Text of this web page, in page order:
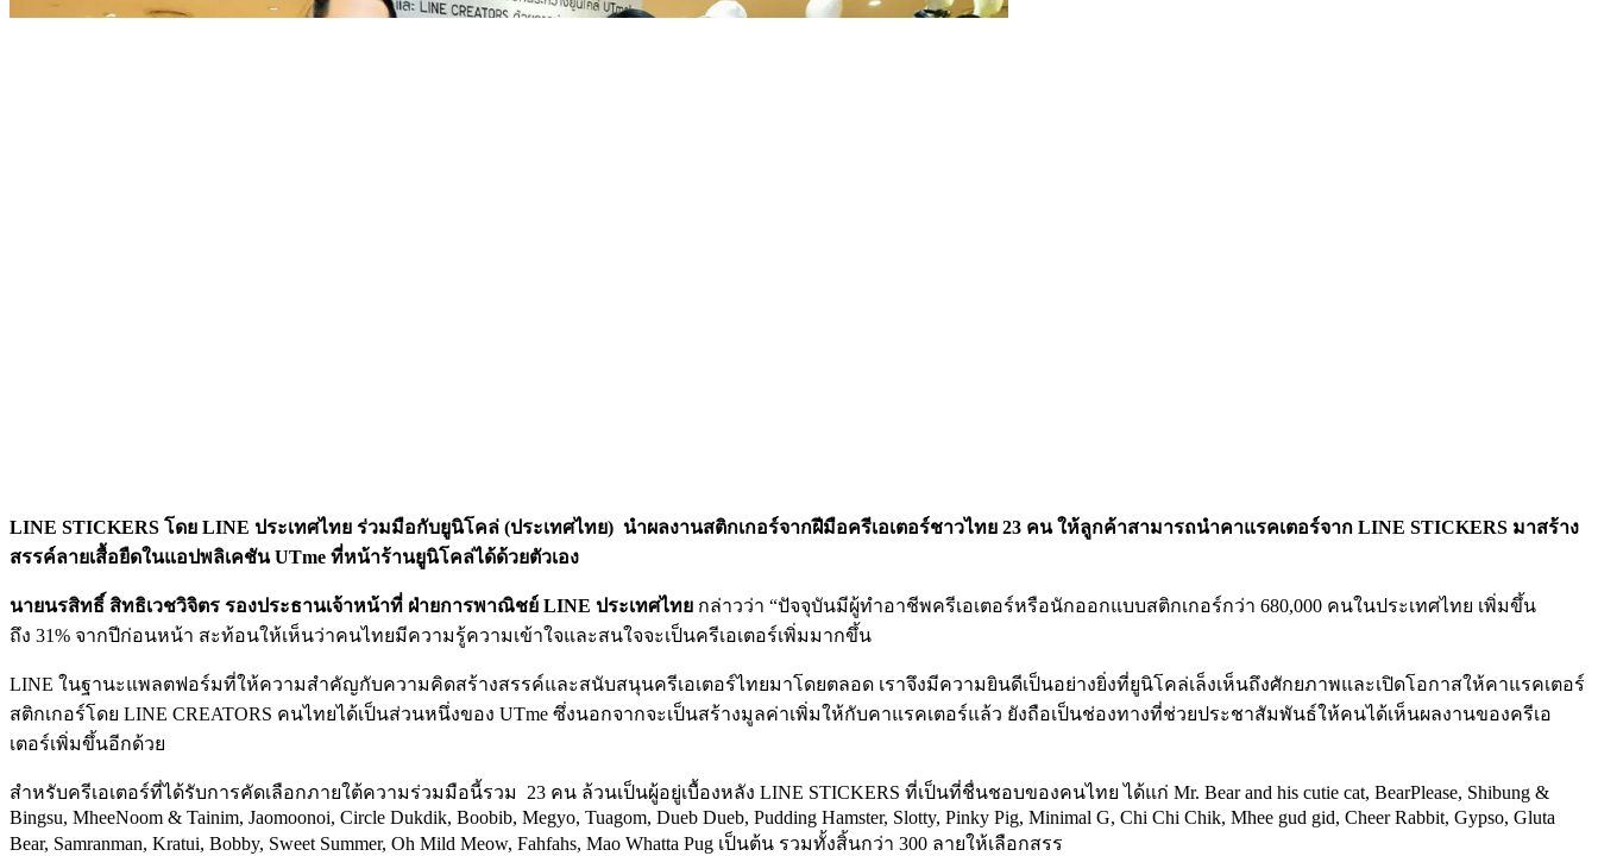
LINE STICKERS โดย LINE ประเทศไทย ร่วมมือกับยูนิโคล่ (ประเทศไทย) นำผลงานสติกเกอร์จากฝีมือครีเอเตอร์ชาวไทย 23 คน ให้ลูกค้าสามารถนำคาแรคเตอร์จาก LINE STICKERS มาสร้าง
สรรค์ลายเสื้อยืดในแอปพลิเคชันUTme ที่หน้าร้านยูนิโคล่ได้ด้วยตัวเอง
นายนรสิทธิ์ สิทธิเวชวิจิตร รองประธานเจ้าหน้าที่ ฝ่ายการพาณิชย์ LINE ประเทศไทย กล่าวว่า “ปัจจุบันมีผู้ทำอาชีพครีเอเตอร์หรือนักออกแบบสติกเกอร์กว่า 680,000 คนในประเทศไทย เพิ่มขึ้น
ถึง 31% จากปีก่อนหน้า สะท้อนให้เห็นว่าคนไทยมีความรู้ความเข้าใจและสนใจจะเป็นครีเอเตอร์เพิ่มมากขึ้น
LINE ในฐานะแพลตฟอร์มที่ให้ความสำคัญกับความคิดสร้างสรรค์และสนับสนุนครีเอเตอร์ไทยมาโดยตลอด เราจึงมีความยินดีเป็นอย่างยิ่งที่ยูนิโคล่เล็งเห็นถึงศักยภาพและเปิดโอกาสให้คาแรคเตอร์
สติกเกอร์โดย LINE CREATORS คนไทยได้เป็นส่วนหนึ่งของ UTme ซึ่งนอกจากจะเป็นสร้างมูลค่าเพิ่มให้กับคาแรคเตอร์แล้ว ยังถือเป็นช่องทางที่ช่วยประชาสัมพันธ์ให้คนได้เห็นผลงานของครีเอ
เตอร์เพิ่มขึ้นอีกด้วย
สำหรับครีเอเตอร์ที่ได้รับการคัดเลือกภายใต้ความร่วมมือนี้รวม 23 คน ล้วนเป็นผู้อยู่เบื้องหลัง LINE STICKERS ที่เป็นที่ชื่นชอบของคนไทย ได้แก่ Mr. Bear and his cutie cat, BearPlease, Shibung &
Bingsu, MheeNoom & Tainim, Jaomoonoi, Circle Dukdik, Boobib, Megyo, Tuagom, Dueb Dueb, Pudding Hamster, Slotty, Pinky Pig, Minimal G, Chi Chi Chik, Mhee gud gid, Cheer Rabbit, Gypso, Gluta
Bear, Samranman, Kratui, Bobby, Sweet Summer, Oh Mild Meow, Fahfahs, Mao Whatta Pug เป็นต้น รวมทั้งสิ้นกว่า 300 ลายให้เลือกสรร